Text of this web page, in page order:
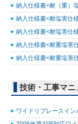
納入仕様書<耐（重）
納入仕様書<耐塩害仕
納入仕様書<耐塩害仕
納入仕様書<耐重塩害
納入仕様書<耐重塩害
技術・工事マニ
ワイドリプレースイ